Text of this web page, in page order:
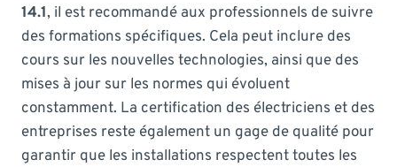
14.1, il est recommandé aux professionnels de suivre
des formations spécifiques. Cela peut inclure des
cours sur les nouvelles technologies, ainsi que des
mises à jour sur les normes qui évoluent
constamment. La certification des électriciens et des
entreprises reste également un gage de qualité pour
garantir que les installations respectent toutes les